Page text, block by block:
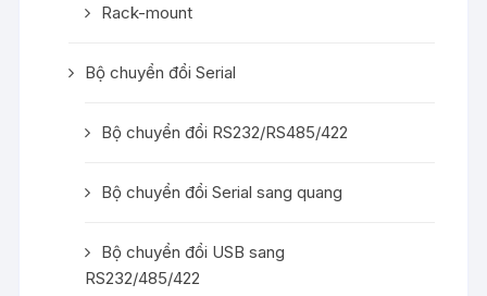
Rack-mount
Bộ chuyển đổi Serial
Bộ chuyển đổi RS232/RS485/422
Bộ chuyển đổi Serial sang quang
Bộ chuyển đổi USB sang
RS232/485/422